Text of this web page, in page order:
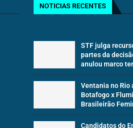
NOTICIAS RECENTES
STF julga
partes da
anulou marco
Ventania no Rio
Botafogo x
Brasileirão
Candidatos do